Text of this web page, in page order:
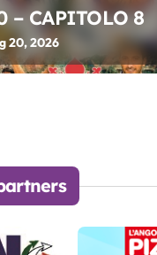
– CAPITOLO 8
20, 2026